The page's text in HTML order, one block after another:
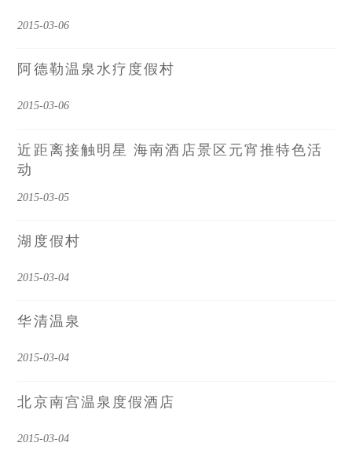
2015-03-06
阿德勒温泉水疗度假村
2015-03-06
近距离接触明星 海南酒店景区元宵推特色活
动
2015-03-05
湖度假村
2015-03-04
华清温泉
2015-03-04
北京南宫温泉度假酒店
2015-03-04